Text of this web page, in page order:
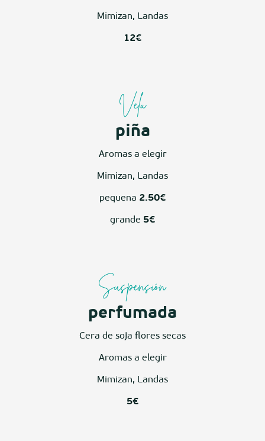
Mimizan, Landas
12€
Vela
piña
Aromas a elegir
Mimizan, Landas
pequena 2.50€
grande 5€
Suspensión
perfumada
Cera de soja flores secas
Aromas a elegir
Mimizan, Landas
5€